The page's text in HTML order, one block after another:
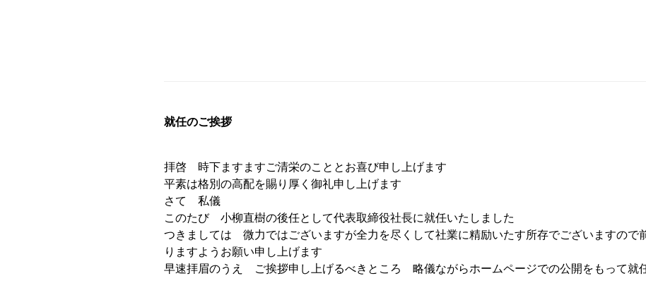
就任のご挨拶
拝啓 時下ますますご清栄のこととお喜び申し上げます
平素は格別の高配を賜り厚く御礼申し上げます
さて 私儀
このたび 小柳直樹の後任として代表取締役社長に就任いたしました
つきましては 微力ではございますが全力を尽くして社業に精励いたす所存でございますので
りますようお願い申し上げます
早速拝眉のうえ ご挨拶申し上げるべきところ 略儀ながらホームページでの公開をもって就